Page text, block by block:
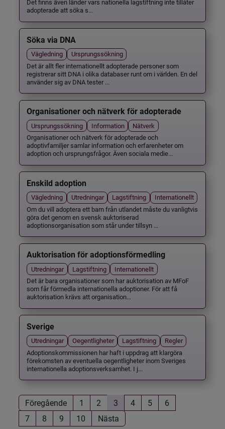
Det finns även länder vars nationella lagstiftning inte tillåter
adopterade att söka s...
Söka via DNA
Vägledning
Ursprungssökning
Det är allt fler internationellt adopterade personer som
registrerar sitt DNA i olika databaser runt om i världen. En del
använder sig av DNA tester ...
Organisationer och nätverk för adopterade
Ursprungssökning Information
Nätverk
Organisationer och nätverk för adopterade och
adoptivfamiljer samlar information och erfarenheter om
adoption och ursprungsfrågor. Även sociala medie...
Enskild adoption
Vägledning Utredningar Lagstiftning
Internationellt
Om du vill adoptera ett barn från utlandet måste du vanligtvis
göra det genom en svensk auktoriserad
adoptionsorganisation som står under tillsyn ...
Auktorisation för adoptionsförmedling
Utredningar Lagstiftning
Internationellt
Det är bara organisationer som har auktorisation av MFoF
som får förmedla internationella adoptioner. För att få
auktorisation krävs att organisation...
Sverige
Utredningar Oegentligheter Lagstiftning
Regler
Adoptionskommissionen har haft i uppdrag att klargöra
förekomsten av eventuella oegentligheter inom Sveriges
internationella adoptionsverksamhet. I j...
Föregående 1 2 3 4 5
6
7
8 9 10 Nästa